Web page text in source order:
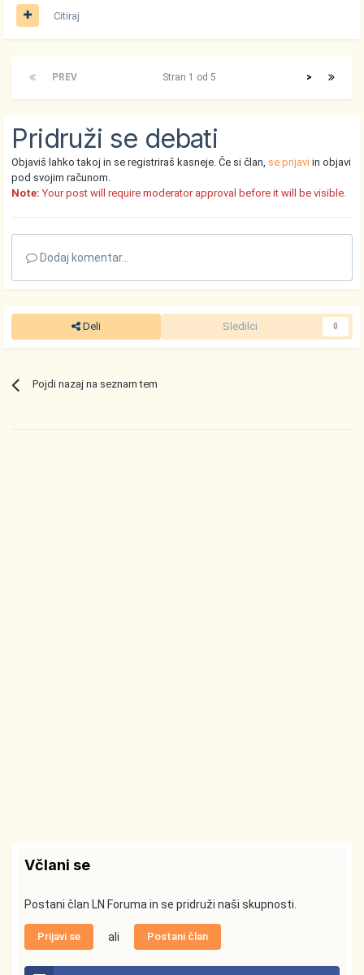
Citiraj
PREV >
Stran 1 od 5
Pridruži se debati
Objaviš lahko takoj in se registriraš kasneje. Če si član, se prijavi in objavi
pod svojim računom.
Note: Your post will require moderator approval before it will be visible.
Dodaj komentar...
Deli Sledilci 0
Pojdi nazaj na seznam tem
Včlani se
Postani član LN Foruma in se pridruži naši skupnosti.
Prijavi se ali Postani član